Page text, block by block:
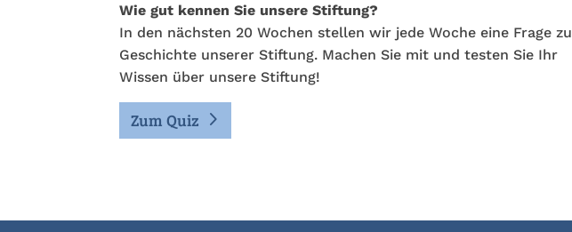
Wie gut kennen Sie unsere Stiftung?
In den nächsten 20 Wochen stellen wir jede Woche eine Frage
Geschichte unserer Stiftung. Machen Sie mit und testen Sie Ihr
Wissen über unsere Stiftung!
Zum Quiz